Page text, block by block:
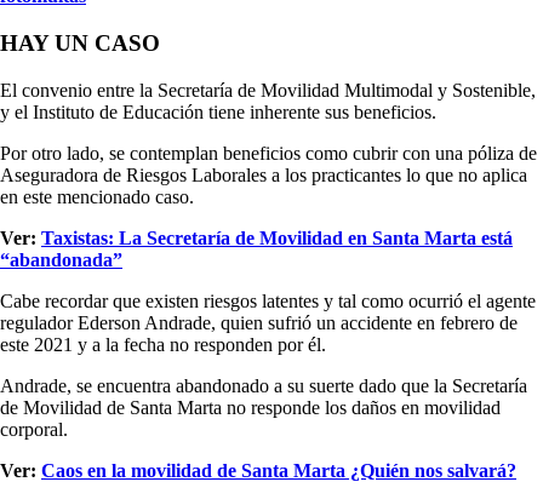
HAY UN CASO
El convenio entre la Secretaría de Movilidad Multimodal y Sostenible,
y el Instituto de Educación tiene inherente sus beneficios.
Por otro lado, se contemplan beneficios como cubrir con una póliza de
Aseguradora de Riesgos Laborales a los practicantes lo que no aplica
en este mencionado caso.
Ver: Taxistas: La Secretaría de Movilidad en Santa Marta está
“abandonada”
Cabe recordar que existen riesgos latentes y tal como ocurrió el agente
regulador Ederson Andrade, quien sufrió un accidente en febrero de
este 2021 y a la fecha no responden por él.
Andrade, se encuentra abandonado a su suerte dado que la Secretaría
de Movilidad de Santa Marta no responde los daños en movilidad
corporal.
Ver: Caos en la movilidad de Santa Marta ¿Quién nos salvará?